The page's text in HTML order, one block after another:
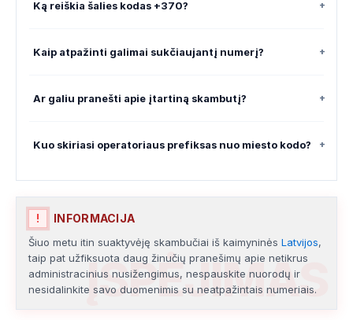
VOKIETIJOS MIESTAI (DIDIEJI) (16)
JUNGTINĖS KARALYSTĖS MIESTAI (17)
Ką reiškia šalies kodas +370? +
Kaip atpažinti galimai sukčiaujantį numerį? +
Ar galiu pranešti apie įtartiną skambutį? +
Kuo skiriasi operatoriaus prefiksas nuo miesto kodo? +
ĮSPĖJIMAS
! INFORMACIJA
Šiuo metu itin suaktyvėję skambučiai iš kaimyninės Latvijos,
taip pat užfiksuota daug žinučių pranešimų apie netikrus
administracinius nusižengimus, nespauskite nuorodų ir
nesidalinkite savo duomenimis su neatpažintais numeriais.